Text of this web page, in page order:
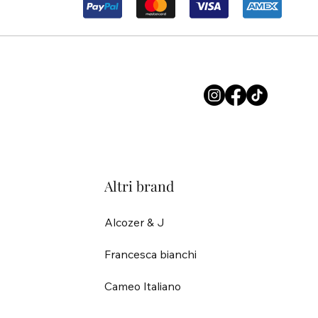
Altri brand
Alcozer & J
Francesca bianchi
Cameo Italiano